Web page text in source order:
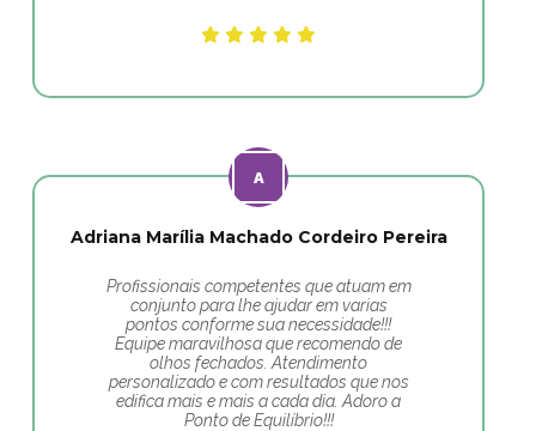
Adriana Marília Machado Cordeiro Pereira
Profissionais competentes que atuam em
conjunto para lhe ajudar em varias
pontos conforme sua necessidade!!!
Equipe maravilhosa que recomendo de
olhos fechados. Atendimento
personalizado e com resultados que nos
edifica mais e mais a cada dia. Adoro a
Ponto de Equilíbrio!!!